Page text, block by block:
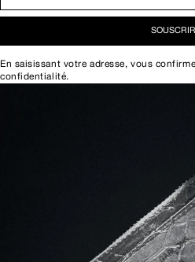
En saisissant votre adresse, vous
confidentialité.